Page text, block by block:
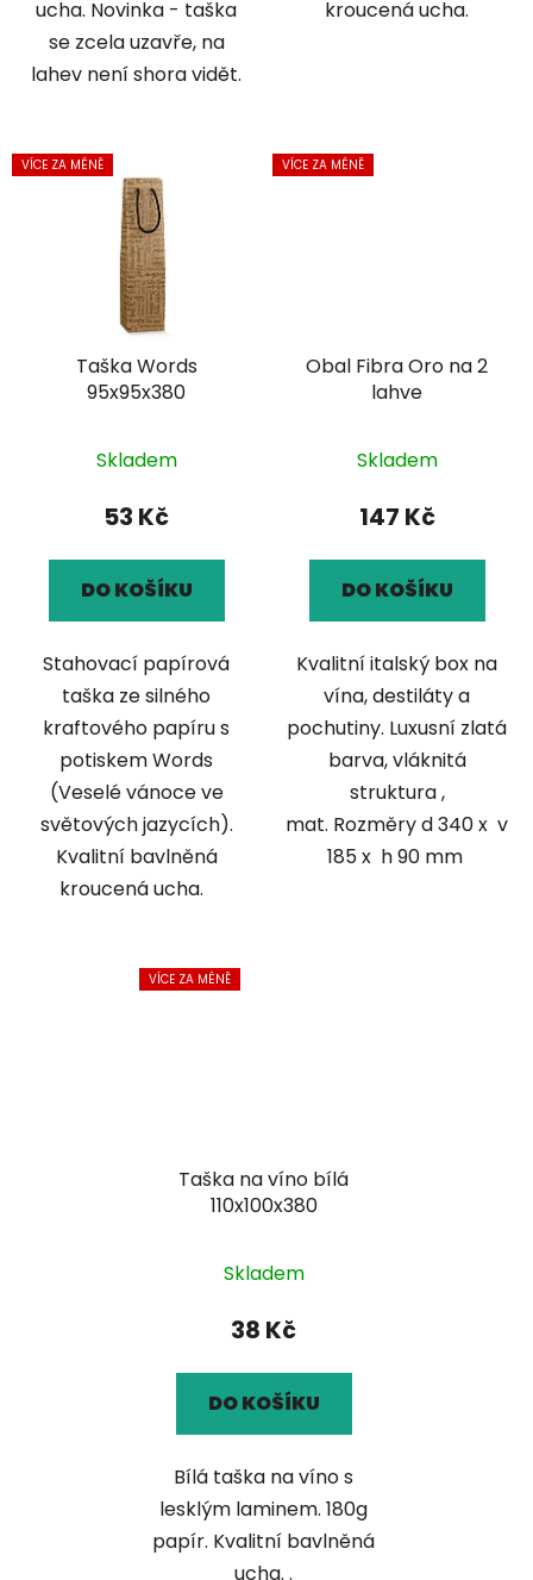
ucha. Novinka - taška
se zcela uzavře, na
lahev není shora vidět.
kroucená ucha.
VÍCE ZA MÉNĚ
Taška Words
95x95x380
Skladem
53 Kč
DO KOŠÍKU
Stahovací papírová
taška ze silného
kraftového papíru s
potiskem Words
(Veselé vánoce ve
světových jazycích).
Kvalitní bavlněná
kroucená ucha.
VÍCE ZA MÉNĚ
Obal Fibra Oro na 2
lahve
Skladem
147 Kč
DO KOŠÍKU
Kvalitní italský box na
vína, destiláty a
pochutiny. Luxusní zlatá
barva, vláknitá
struktura ,
mat. Rozměry d 340 x v
185 x h 90 mm
VÍCE ZA MÉNĚ
Taška na víno bílá
110x100x380
Skladem
38 Kč
DO KOŠÍKU
Bílá taška na víno s
lesklým laminem. 180g
papír. Kvalitní bavlněná
ucha. .